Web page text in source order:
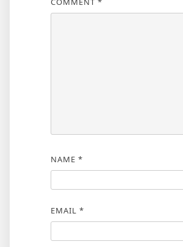
NAME *
EMAIL *